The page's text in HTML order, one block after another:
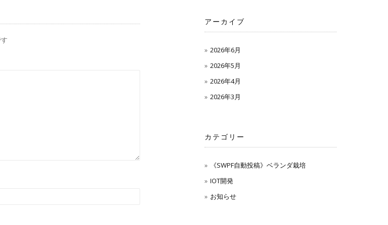
アーカイブ
2026年6月
2026年5月
2026年4月
2026年3月
カテゴリー
《SWPF自動投稿》ベランダ栽培
IOT開発
お知らせ